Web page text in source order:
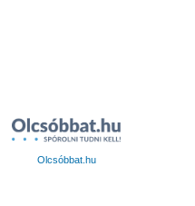
Olcsóbbat.hu